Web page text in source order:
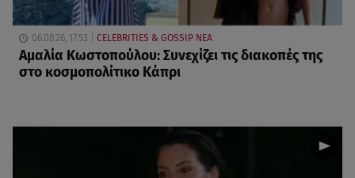
06.08.26, 17:53 CELEBRITIES & GOSSIP ΝΕΑ
Αμαλία Κωστοπούλου: Συνεχίζει τις διακοπές της
στο κοσμοπολίτικο Κάπρι